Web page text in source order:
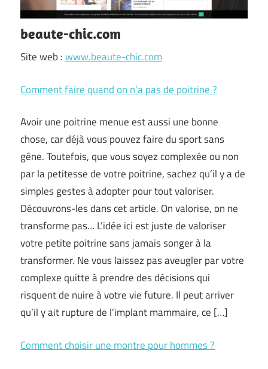
beaute-chic.com
Site web :www.beaute-chic.com
Comment faire quand on n’a pas de poitrine ?
Avoir une poitrine menue est aussi une bonne
chose, car déjà vous pouvez faire du sport sans
gêne. Toutefois, que vous soyez complexée ou non
par la petitesse de votre poitrine, sachez qu’il y a de
simples gestes à adopter pour tout valoriser.
Découvrons-les dans cet article. On valorise, on ne
transforme pas… L’idée ici est juste de valoriser
votre petite poitrine sans jamais songer à la
transformer. Ne vous laissez pas aveugler par votre
complexe quitte à prendre des décisions qui
risquent de nuire à votre vie future. Il peut arriver
qu’il y ait rupture de l’implant mammaire, ce […]
Comment choisir une montre pour hommes ?